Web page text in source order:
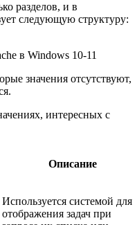
разделов, и в
следующую структуру:
в Windows 10-11
значения отсутствуют,
интересных с
Описание
Используется системой для
отображения задач при